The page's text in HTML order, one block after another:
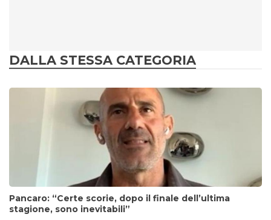
DALLA STESSA CATEGORIA
Pancaro: “Certe scorie, dopo il finale dell’ultima
stagione, sono inevitabili”